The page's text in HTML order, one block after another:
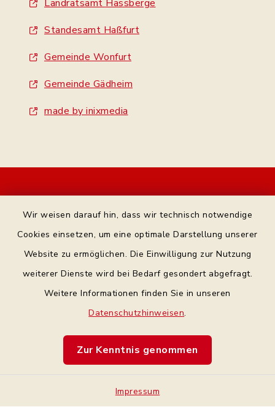
Wir weisen darauf hin, dass wir technisch notwendige
Cookies einsetzen, um eine optimale Darstellung unserer
Website zu ermöglichen. Die Einwilligung zur Nutzung
weiterer Dienste wird bei Bedarf gesondert abgefragt.
Weitere Informationen finden Sie in unseren
Datenschutzhinweisen.
Zur Kenntnis genommen
Impressum
Landratsamt Hassberge
Standesamt Haßfurt
Gemeinde Wonfurt
Gemeinde Gädheim
made by inixmedia
Bankverbindung
Barrierefreiheit
Impressum
Sitemap